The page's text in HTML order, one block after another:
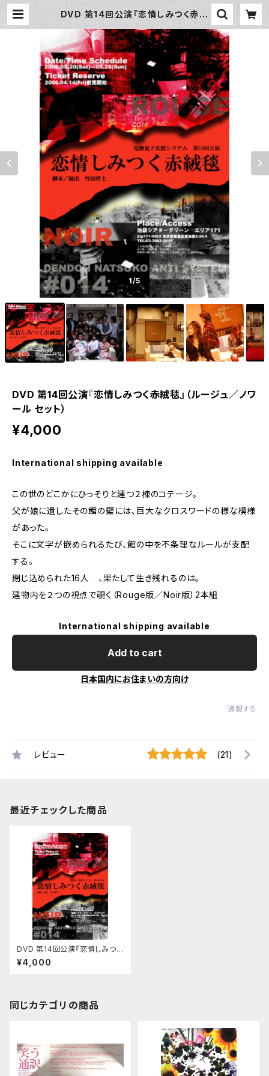
DVD 第14回公演『恋情しみつく赤絨
動夏子オンライン
1/5
DVD 第14回公演『恋情しみつく赤絨毯』（ルージュ／ノワ
ール セット）
¥4,000
International shipping available
この世のどこかにひっそりと建つ２棟のコテージ。
父が娘に遺したその館の壁には、巨大なクロスワードの様な模様
があった。
そこに文字が嵌められるたび、館の中を不条理なルールが支配
する。
閉じ込められた16人 、果たして生き残れるのは。
建物内を２つの視点で覗く（Rouge版／Noir版）2本組
International shipping available
Add to cart
日本国内にお住まいの方向け
通報する
レビュー (21)
最近チェックした商品
DVD 第14回公演『恋情しみつく
赤絨毯』（ルージュ／ノワール セ
ット）
¥4,000
同じカテゴリの商品